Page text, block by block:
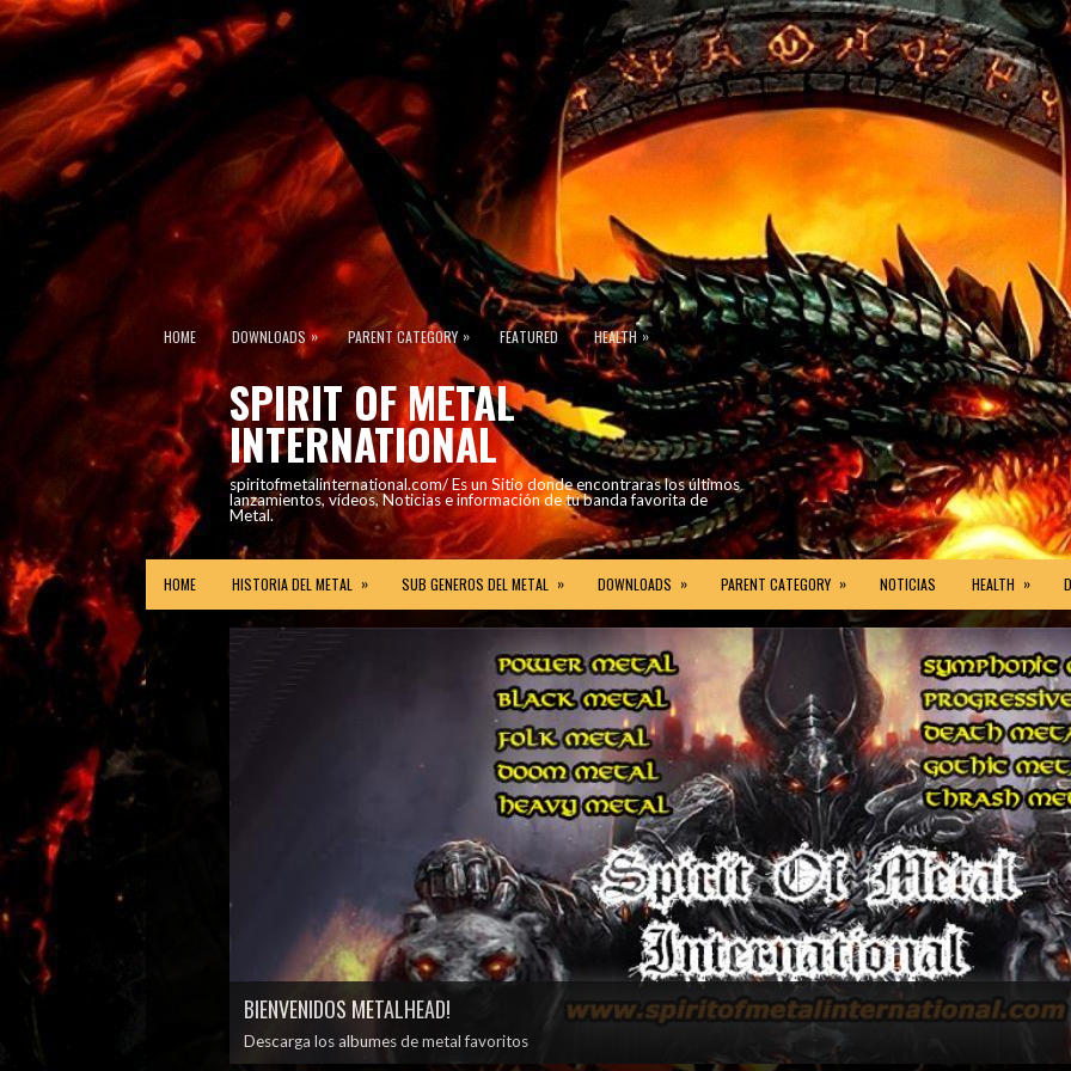
HOME DOWNLOADS » PARENT CATEGORY » FEATURED HEALTH »
SPIRIT OF METAL
INTERNATIONAL
spiritofmetalinternational.com/ Es un Sitio donde encontraras los últimos
lanzamientos, vídeos, Noticias e información de tu banda favorita de
Metal.
HOME HISTORIA DEL METAL » SUB GENEROS DEL METAL » DOWNLOADS » PARENT CATEGORY » NOTICIAS HEALTH »
BIENVENIDOS METALHEAD!
Descarga los albumes de metal favoritos